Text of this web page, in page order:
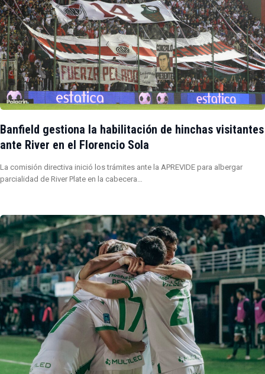
Banfield gestiona la habilitación de hinchas visitantes
ante River en el Florencio Sola
La comisión directiva inició los trámites ante la APREVIDE para albergar
parcialidad de River Plate en la cabecera…